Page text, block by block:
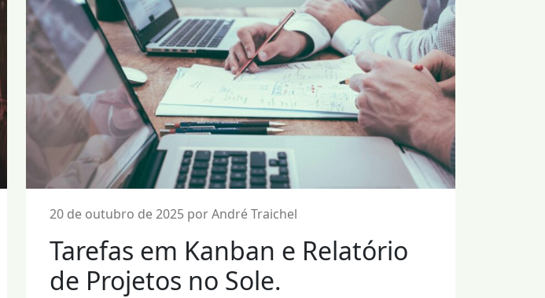
20 de outubro de 2025 por André Traichel
Tarefas em Kanban e Relatório
de Projetos no Sole.